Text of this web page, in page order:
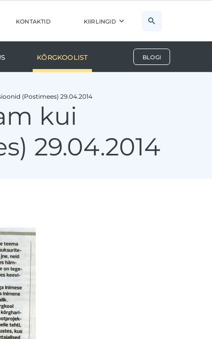
kontaktid kiirlingid
Kõrgkoolist blogi
(Postimees) 29.04.2014
kui
29.04.2014